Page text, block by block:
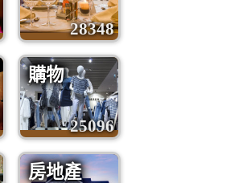
28348
購物
25096
房地產